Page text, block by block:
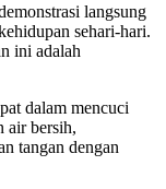
langsung
sehari-hari.
ini adalah
dalam mencuci
air bersih,
tangan dengan